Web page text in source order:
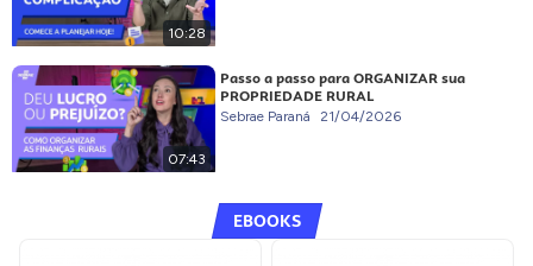
10:28
07:43
Passo a passo para ORGANIZAR sua
PROPRIEDADE RURAL
Sebrae Paraná 21/04/2026
EBOOKS